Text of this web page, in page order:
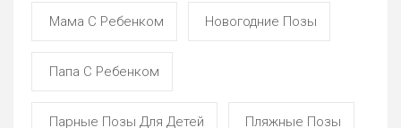
Мама С Ребенком Новогодние Позы
Папа С Ребенком
Парные Позы Для Детей Пляжные Позы